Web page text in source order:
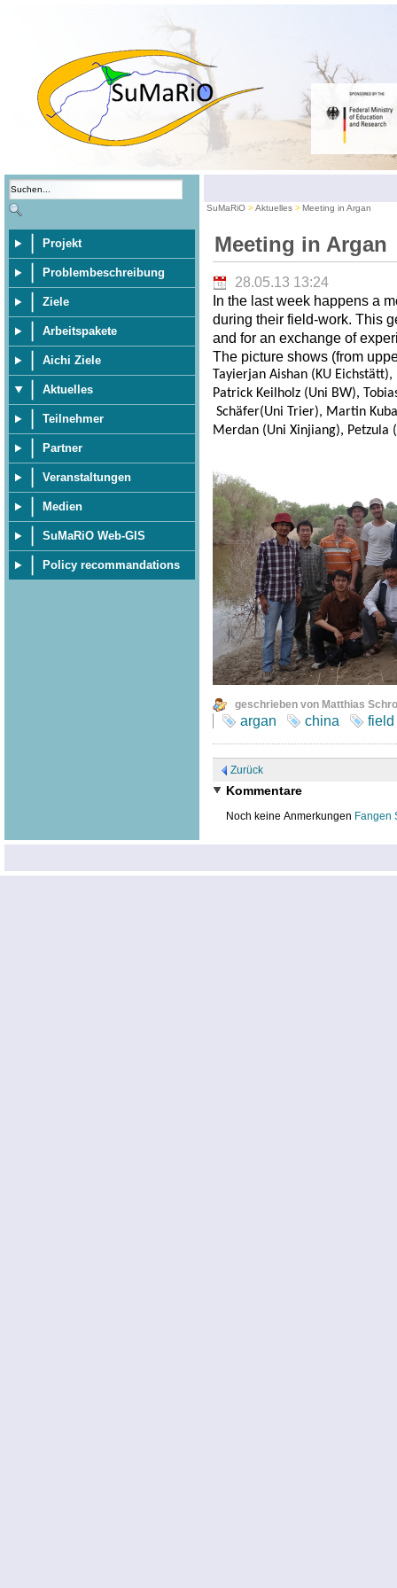
Projekt
Problembeschreibung
Ziele
Arbeitspakete
Aichi Ziele
Aktuelles
Teilnehmer
Partner
Veranstaltungen
Medien
SuMaRiO Web-GIS
Policy recommandations
SuMaRiO Aktuelles Meeting in Argan
Meeting in Argan
28.05.13 13:24
In the last week happens a
during their field-work. This
and for an exchange of
The picture shows (from
Tayierjan Aishan (KU
Patrick Keilholz (Uni BW),
Schäfer(Uni Trier), Martin
Merdan (Uni Xinjiang), Petzula
geschrieben von Matthias
argan china field
Zurück
Kommentare
Noch keine Anmerkungen Fangen